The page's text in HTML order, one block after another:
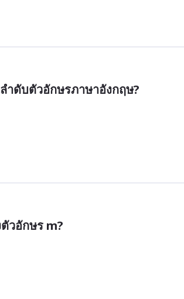
ำดับตัวอักษรภาษาอังกฤษ?
วอักษร m?